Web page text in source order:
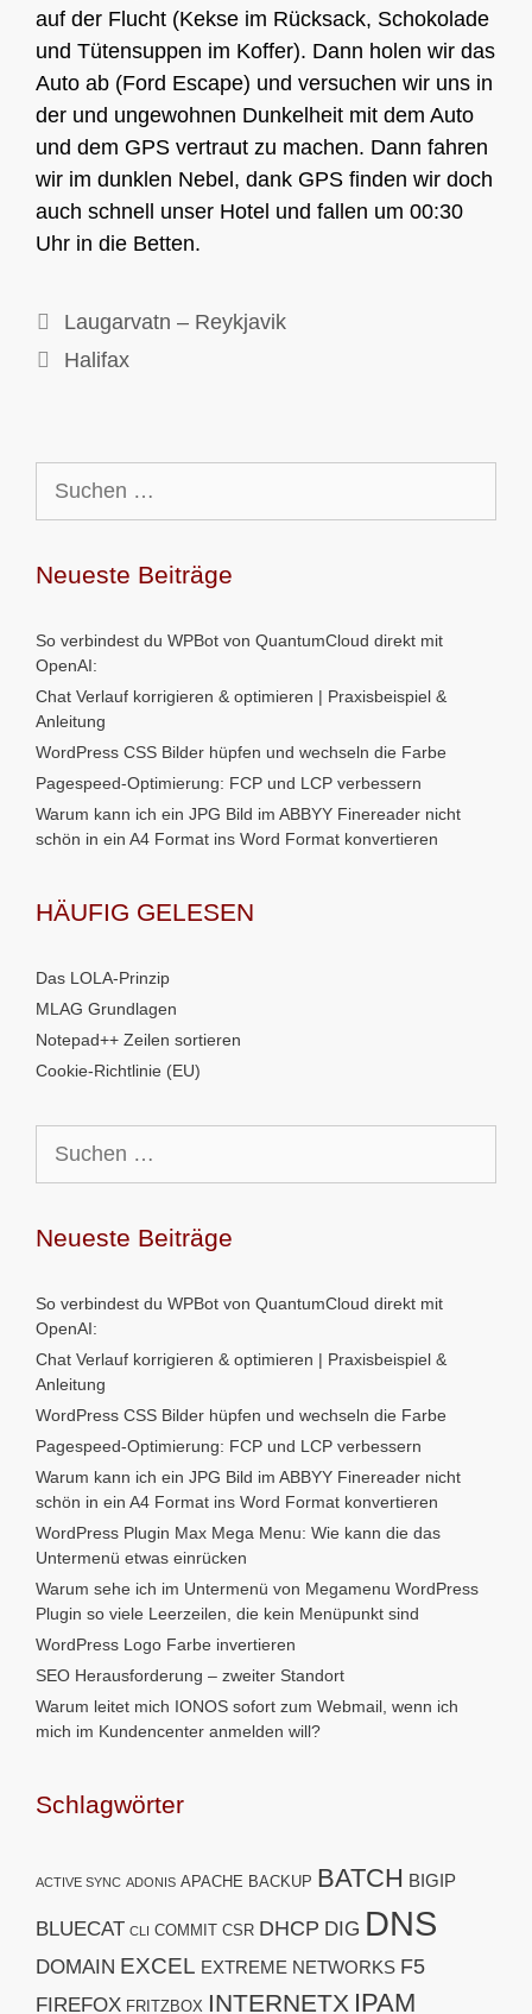
auf der Flucht (Kekse im Rücksack, Schokolade
und Tütensuppen im Koffer). Dann holen wir das
Auto ab (Ford Escape) und versuchen wir uns in
der und ungewohnen Dunkelheit mit dem Auto
und dem GPS vertraut zu machen. Dann fahren
wir im dunklen Nebel, dank GPS finden wir doch
auch schnell unser Hotel und fallen um 00:30
Uhr in die Betten.
Laugarvatn – Reykjavik
Halifax
nach:
Neueste Beiträge
So verbindest du WPBot von QuantumCloud direkt mit
OpenAI:
Chat Verlauf korrigieren & optimieren | Praxisbeispiel &
Anleitung
WordPress CSS Bilder hüpfen und wechseln die Farbe
Pagespeed-Optimierung: FCP und LCP verbessern
Warum kann ich ein JPG Bild im ABBYY Finereader nicht
schön in ein A4 Format ins Word Format konvertieren
HÄUFIG GELESEN
Das LOLA-Prinzip
MLAG Grundlagen
Notepad++ Zeilen sortieren
Cookie-Richtlinie (EU)
nach:
Neueste Beiträge
So verbindest du WPBot von QuantumCloud direkt mit
OpenAI:
Chat Verlauf korrigieren & optimieren | Praxisbeispiel &
Anleitung
WordPress CSS Bilder hüpfen und wechseln die Farbe
Pagespeed-Optimierung: FCP und LCP verbessern
Warum kann ich ein JPG Bild im ABBYY Finereader nicht
schön in ein A4 Format ins Word Format konvertieren
WordPress Plugin Max Mega Menu: Wie kann die das
Untermenü etwas einrücken
Warum sehe ich im Untermenü von Megamenu WordPress
Plugin so viele Leerzeilen, die kein Menüpunkt sind
WordPress Logo Farbe invertieren
SEO Herausforderung – zweiter Standort
Warum leitet mich IONOS sofort zum Webmail, wenn ich
mich im Kundencenter anmelden will?
Schlagwörter
ACTIVE SYNC ADONIS APACHE BACKUP BATCH BIGIP
BLUECAT CLI COMMIT CSR DHCP DIG DNS
DOMAIN EXCEL EXTREME NETWORKS F5
FIREFOX FRITZBOX INTERNETX IPAM